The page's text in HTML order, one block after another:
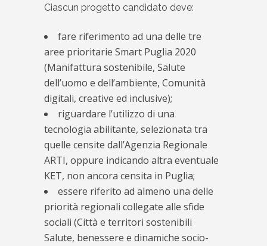
Ciascun progetto candidato deve:
fare riferimento ad una delle tre
aree prioritarie Smart Puglia 2020
(Manifattura sostenibile, Salute
dell’uomo e dell’ambiente, Comunità
digitali, creative ed inclusive);
riguardare l’utilizzo di una
tecnologia abilitante, selezionata tra
quelle censite dall’Agenzia Regionale
ARTI, oppure indicando altra eventuale
KET, non ancora censita in Puglia;
essere riferito ad almeno una delle
priorità regionali collegate alle sfide
sociali (Città e territori sostenibili
Salute, benessere e dinamiche socio-